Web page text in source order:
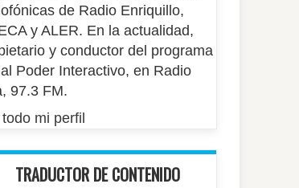
de Radio Enriquillo,
y ALER. En la actualidad,
y conductor del programa
Poder Interactivo, en Radio
97.3 FM.
mi perfil
TRADUCTOR DE CONTENIDO